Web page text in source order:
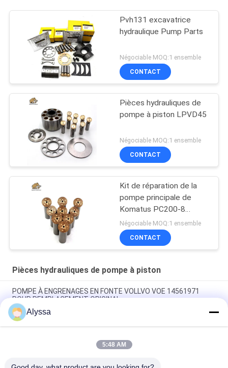
Pvh131 excavatrice
hydraulique Pump Parts
Négociable MOQ:1 ensemble
CONTACT
Pièces hydrauliques de
pompe à piston LPVD45
Négociable MOQ:1 ensemble
CONTACT
Kit de réparation de la
pompe principale de
Komatus PC200-8
Pompes hydrauliques
Négociable MOQ:1 ensemble
CONTACT
Pièces hydrauliques de pompe à piston
POMPE À ENGRENAGES EN FONTE VOLLVO VOE 14561971
POUR REMPLACEMENT ORIGINAL
POMPE À ENGRENAGES EN FONTE VOLLVO VOE 14537295
POUR REMPLACEMENT ORIGINAL
Pompes à engrenages en fonte VOLLVO VOE 14782798 pour le
Alyssa
5:48 AM